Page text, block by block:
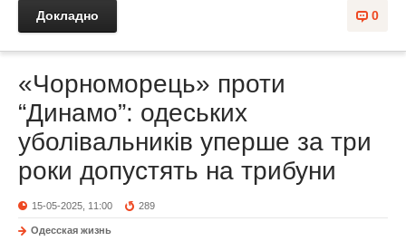
0
Докладно
«Чорноморець» проти
“Динамо”: одеських
уболівальників уперше за три
роки допустять на трибуни
15-05-2025, 11:00 289
Одесская жизнь